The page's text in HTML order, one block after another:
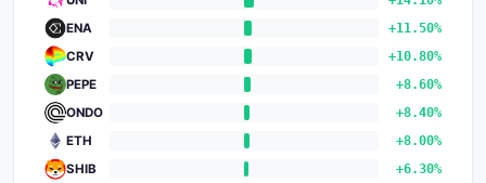
ENA
+11.50%
CRV
+10.80%
PEPE
+8.60%
ONDO
+8.40%
ETH
+8.00%
SHIB
+6.30%